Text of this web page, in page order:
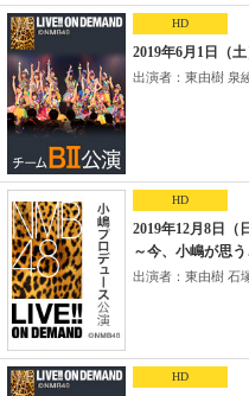
HD
2019年6月1日（
出演者：東由樹 泉
HD
2019年12月8日
～今、小嶋が思う
出演者：東由樹 石
HD